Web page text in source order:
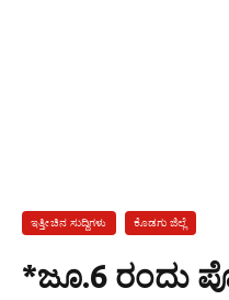
ಇತ್ತೀಚಿನ ಸುದ್ದಿಗಳು ಕೊಡಗು ಜಿಲ್ಲೆ
*ಜೂ.6 ರಂದು